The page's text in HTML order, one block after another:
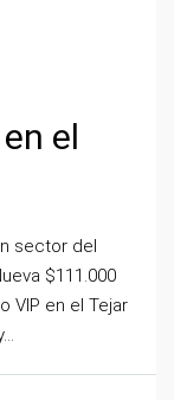
el
sector del
$111.000
VIP en el Tejar